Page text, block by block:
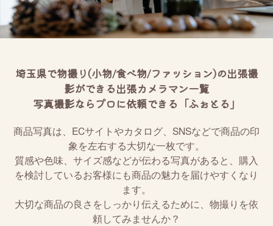
埼玉県で物撮り(小物/食べ物/ファッション)の出張撮
影ができる出張カメラマン一覧
写真撮影ならプロに依頼できる「ふぉとる」
商品写真は、ECサイトやカタログ、SNSなどで商品の印
象を左右する大切な一枚です。
質感や色味、サイズ感などが伝わる写真があると、購入
を検討しているお客様にも商品の魅力を届けやすくなり
ます。
大切な商品の良さをしっかり伝えるために、物撮りを依
頼してみませんか？